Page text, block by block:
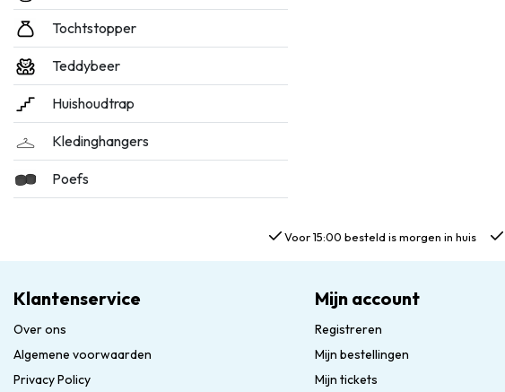
Tochtstopper
Teddybeer
Huishoudtrap
Kledinghangers
Poefs
Voor 15:00 besteld is morgen in huis
Klantenservice
Over ons
Algemene voorwaarden
Privacy Policy
Mijn account
Registreren
Mijn bestellingen
Mijn tickets